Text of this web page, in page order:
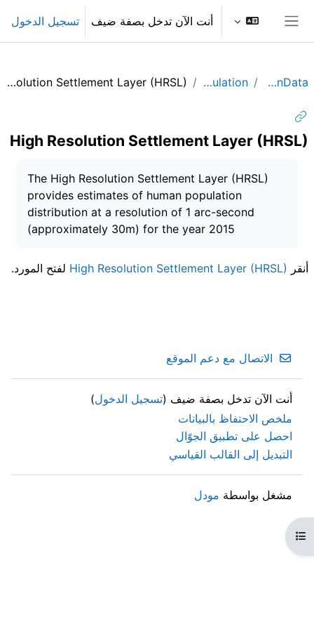
تخطى إلى المحتوى الرئيسي
أنت الآن تدخل بصفة ضيف تسجيل الدخول
المقرر
OpenData
Population
High Resolution Settlement Layer (HRSL)
High Resolution Settlement Layer (HRSL)
The High Resolution Settlement Layer (HRSL)
provides estimates of human population
distribution at a resolution of 1 arc-second
(approximately 30m) for the year 2015
أنقر High Resolution Settlement Layer (HRSL) لفتح المورد.
الاتصال مع دعم الموقع
أنت الآن تدخل بصفة ضيف (تسجيل الدخول)
ملخص الاحتفاظ بالبيانات
احصل على تطبيق الجوّال
التبديل إلى القالب القياسي
مشغل بواسطة مودل